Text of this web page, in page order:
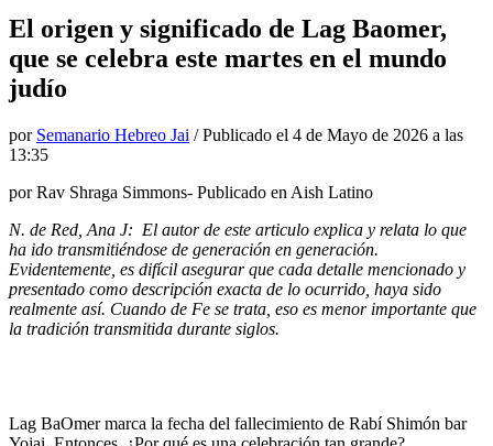
El origen y significado de Lag Baomer,
que se celebra este martes en el mundo
judío
por Semanario Hebreo Jai / Publicado el 4 de Mayo de 2026 a las
13:35
por Rav Shraga Simmons- Publicado en Aish Latino
N. de Red, Ana J: El autor de este articulo explica y relata lo que
ha ido transmitiéndose de generación en generación.
Evidentemente, es difícil asegurar que cada detalle mencionado y
presentado como descripción exacta de lo ocurrido, haya sido
realmente así. Cuando de Fe se trata, eso es menor importante que
la tradición transmitida durante siglos.
Lag BaOmer marca la fecha del fallecimiento de Rabí Shimón bar